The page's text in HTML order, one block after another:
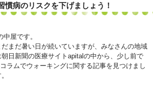
慣病のリスクを下げましょう！
屋です。
まだ暑い日が続いていますが、みなさんの地域
日新聞の医療サイトapitalの中から、少し前で
ラムでウォーキングに関する記事を見つけまし